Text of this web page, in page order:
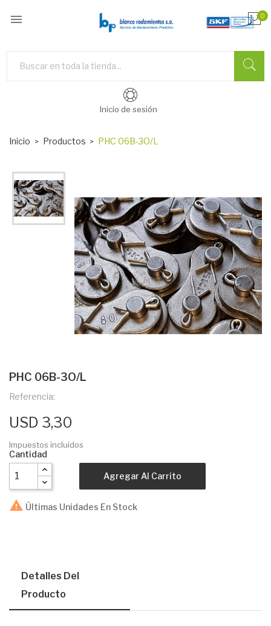
 0
Inicio de sesión
Inicio Productos PHC 06B-3O/L
PHC 06B-3O/L
Referencia:
USD 3,30
Impuestos incluidos
Cantidad
Agregar Al Carrito
 Últimas Unidades En Stock
Detalles Del
Producto